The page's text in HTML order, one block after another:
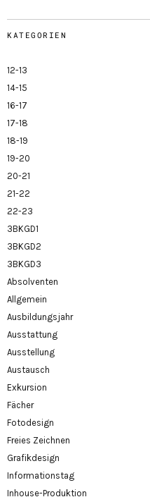
KATEGORIEN
12-13
14-15
16-17
17-18
18-19
19-20
20-21
21-22
22-23
3BKGD1
3BKGD2
3BKGD3
Absolventen
Allgemein
Ausbildungsjahr
Ausstattung
Ausstellung
Austausch
Exkursion
Fächer
Fotodesign
Freies Zeichnen
Grafikdesign
Informationstag
Inhouse-Produktion